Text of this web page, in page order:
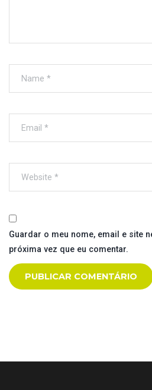
N
Guardar o meu nome, email e site
próxima vez que eu comentar.